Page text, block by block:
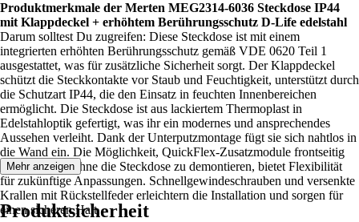
Produktmerkmale der Merten MEG2314-6036 Steckdose IP44
mit Klappdeckel + erhöhtem Berührungsschutz D-Life edelstahl
Darum solltest Du zugreifen: Diese Steckdose ist mit einem
integrierten erhöhten Berührungsschutz gemäß VDE 0620 Teil 1
ausgestattet, was für zusätzliche Sicherheit sorgt. Der Klappdeckel
schützt die Steckkontakte vor Staub und Feuchtigkeit, unterstützt durch
die Schutzart IP44, die den Einsatz in feuchten Innenbereichen
ermöglicht. Die Steckdose ist aus lackiertem Thermoplast in
Edelstahloptik gefertigt, was ihr ein modernes und ansprechendes
Aussehen verleiht. Dank der Unterputzmontage fügt sie sich nahtlos in
die Wand ein. Die Möglichkeit, QuickFlex-Zusatzmodule frontseitig
nachzurüsten, ohne die Steckdose zu demontieren, bietet Flexibilität
für zukünftige Anpassungen. Schnellgewindeschrauben und versenkte
Krallen mit Rückstellfeder erleichtern die Installation und sorgen für
einen sicheren Halt.
Mehr anzeigen
Produktsicherheit